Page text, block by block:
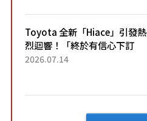
「三...
Toyota 全新「Hiace」引發熱
烈迴響！「終於有信心下訂
了！」「哪個等級交車最
車？...
2026.07.14